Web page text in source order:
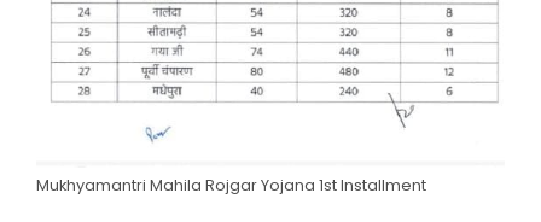
Mukhyamantri Mahila Rojgar Yojana 1st Installment